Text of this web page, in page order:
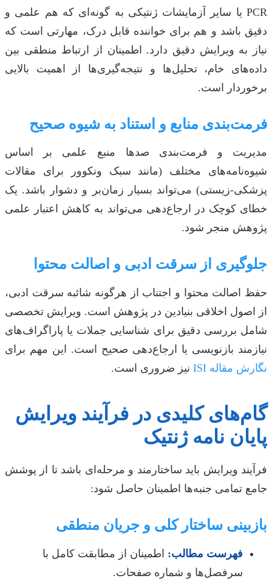
PCR یا سایر آزمایشات ژنتیکی به گونه‌ای که هم علمی و
دقیق باشد و هم برای خواننده قابل درک، مهارتی است که
نیاز به ویرایش دقیق دارد. اطمینان از ارتباط منطقی بین
داده‌های خام، تحلیل‌ها و نتیجه‌گیری‌ها از اهمیت بالایی
برخوردار است.
فرمت‌بندی منابع و استناد به شیوه صحیح
مدیریت و فرمت‌بندی صدها منبع علمی بر اساس
شیوه‌نامه‌های مختلف (مانند سبک ونکوور برای مقالات
پزشکی-زیستی) می‌تواند بسیار زمان‌بر و دشوار باشد. یک
خطای کوچک در ارجاع‌دهی می‌تواند به کاهش اعتبار علمی
پژوهش منجر شود.
جلوگیری از سرقت ادبی و اصالت محتوا
حفظ اصالت محتوا و اجتناب از هرگونه شائبه سرقت ادبی،
از اصول اخلاقی بنیادین در پژوهش است. ویرایش تخصصی
شامل بررسی دقیق برای شناسایی جملات یا پاراگراف‌های
نیازمند بازنویسی یا ارجاع‌دهی صحیح است. این مهم برای
نگارش مقاله ISI
نیز ضروری است.
گام‌های کلیدی در فرآیند ویرایش
پایان نامه ژنتیک
فرآیند ویرایش باید ساختارمند و مرحله‌ای باشد تا از پوشش
جامع تمامی جنبه‌ها اطمینان حاصل شود:
بازبینی ساختار کلی و جریان منطقی
فهرست مطالب: اطمینان از مطابقت کامل با
سرفصل‌ها و شماره صفحات.